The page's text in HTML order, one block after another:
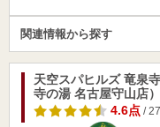
関連情報から探す
天空スパヒルズ 竜泉
寺の湯 名古屋守山店）
4.6点/